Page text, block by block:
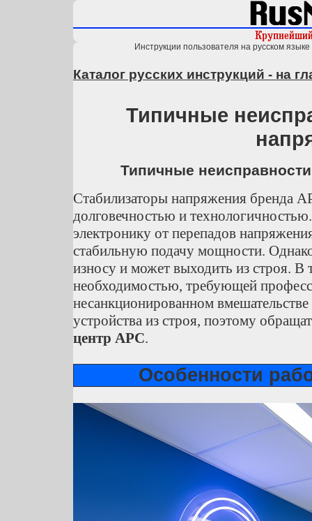
Инструкции пользователя на русском
Каталог русских инструкций - на
Типичные
Типичные
Стабилизаторы напряжения бренда
долговечностью и
электронику от перепадов
стабильную подачу мощности.
износу и может выходить из строя. В
необходимостью, требующей
несанкционированном
устройства из строя, поэтому
центр APC.
Особенности